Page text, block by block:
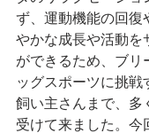
ず、運動機能の回復
やかな成長や活動を
ができるため、ブリ
ッグスポーツに挑戦
飼い主さんまで、多
受けて来ました。今